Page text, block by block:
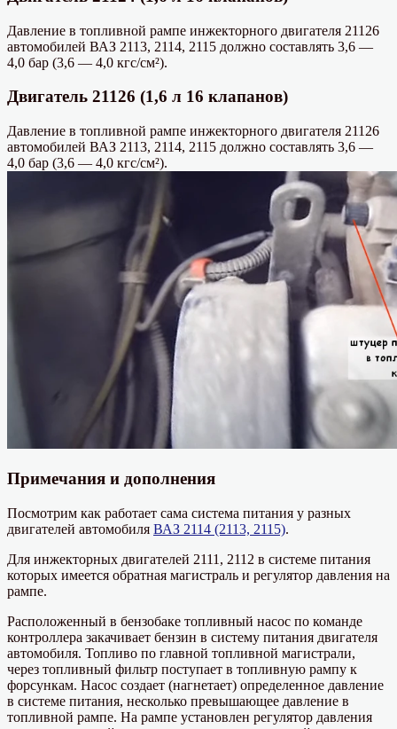
Давление в топливной рампе инжекторного двигателя 21126
автомобилей ВАЗ 2113, 2114, 2115 должно составлять 3,6 —
4,0 бар (3,6 — 4,0 кгс/см²).
Двигатель 21126 (1,6 л 16 клапанов)
Давление в топливной рампе инжекторного двигателя 21126
автомобилей ВАЗ 2113, 2114, 2115 должно составлять 3,6 —
4,0 бар (3,6 — 4,0 кгс/см²).
Примечания и дополнения
Посмотрим как работает сама система питания у разных
двигателей автомобиля ВАЗ 2114 (2113, 2115).
Для инжекторных двигателей 2111, 2112 в системе питания
которых имеется обратная магистраль и регулятор давления на
рампе.
Расположенный в бензобаке топливный насос по команде
контроллера закачивает бензин в систему питания двигателя
автомобиля. Топливо по главной топливной магистрали,
через топливный фильтр поступает в топливную рампу к
форсункам. Насос создает (нагнетает) определенное давление
в системе питания, несколько превышающее давление в
топливной рампе. На рампе установлен регулятор давления